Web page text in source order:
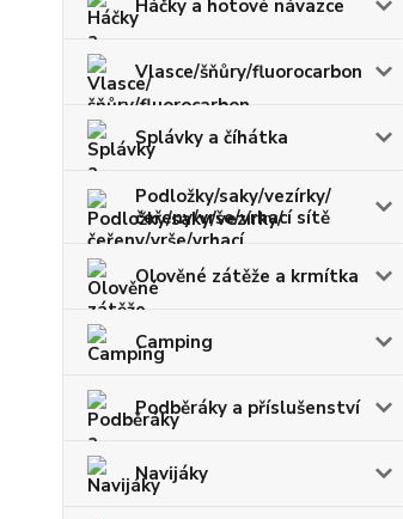
Háčky a hotové návazce
Vlasce/šňůry/fluorocarbon
Splávky a číhátka
Podložky/saky/vezírky/
čeřeny/vrše/vrhací sítě
Olověné zátěže a krmítka
Camping
Podběráky a příslušenství
Navijáky